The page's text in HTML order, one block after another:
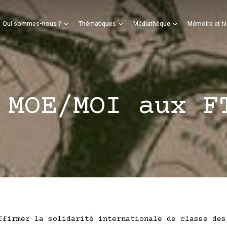
Qui sommes-nous ? Thématiques Médiathèque Mémoire et
Panier
MOI aux
la solidarité internationale de classe des